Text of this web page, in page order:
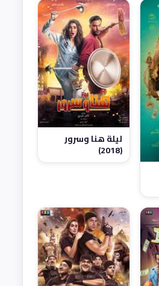
ليلة هنا وسرور
(2018)